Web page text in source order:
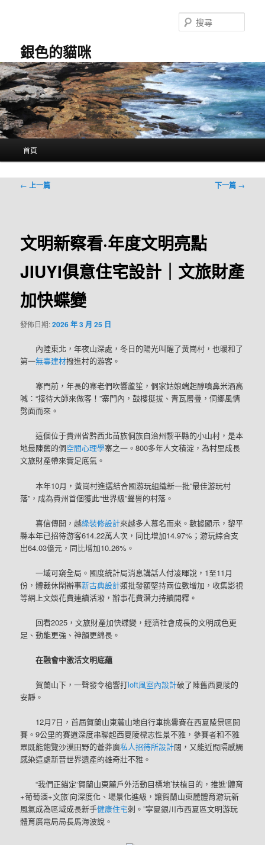
容
銀色的貓咪
尋
首頁
文
← 上一篇 下一篇 →
文明新察看·年度文明亮點
JIUYI俱意住宅設計｜文旅財產
加快蝶變
發佈日期:2026 年 3 月 25 日
內陸東北，年夜山深處，冬日的陽光叫醒了黃崗村，也暖和了
第一無毒建材撥進村的游客。
寨門前，年長的寨老們吹響蘆笙，侗家姑娘端起醇噴鼻米酒高
喊：“接待大師來做客！”寨門內，鼓樓挺拔、青瓦層疊，侗鄉風情
劈面而來。
這個位于貴州省黔西北苗族侗族自治州黎平縣的小山村，是本
地最陳舊的侗空間心理學寨之一。800多年人文積淀，為村里成長
文旅財產帶來實足底氣。
本年10月，黃崗村進選結合國游玩組織新一批“最佳游玩村
落”，成為貴州首個獲此“世界級”聲譽的村落。
喜信傳開，越綠裝修設計來越多人慕名而來。數據顯示，黎平
縣本年已招待游客614.22萬人次，同比增加14.97%；游玩綜合支
出64.03億元，同比增加10.26%。
一域可窺全局。國度統計局消息講話人付凌暉說，1至11月
份，體裁休閑辦事新古典設計類批發額堅持兩位數增加，收集影視
等網上文娛花費連續活潑，辦事花費潛力持續開釋。
回看2025，文旅財產加快蝶變，經濟社會成長的文明成色更
足、動能更強、神韻更綿長。
在融會中激活文明底蘊
賀蘭山下，一聲發令槍響打loft風室內設計破了陳舊西夏陵的
安靜。
12月7日，首屆賀蘭山東麓山地自行車挑釁賽在西夏陵景區開
賽。9公里的賽道深度串聯起西夏陵標志性景不雅，參賽者和不雅
眾既能飽覽沙漠田野的蒼莽廣私人招待所設計闊，又能近間隔感觸
感染這處新晉世界遺產的雄奇壯不雅。
“我們正錨定‘賀蘭山東麓戶外活動目標地’扶植目的，推進‘體育
+葡萄酒+文旅’向深度化、場景化進級，讓賀蘭山東麓體育游玩新
風氣成為區域成長新手健康住宅刺。”寧夏銀川市西夏區文明游玩
體育廣電局局長馬海波說。